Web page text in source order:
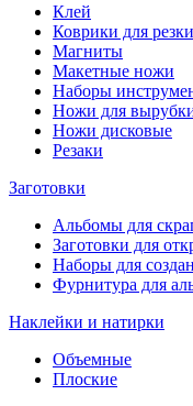
Клей
Коврики для резки
Магниты
Макетные ножи
Наборы
Ножи для
Ножи дисковые
Резаки
Заготовки
Альбомы для
Заготовки для
Наборы для
Фурнитура для
Наклейки и натирки
Объемные
Плоские